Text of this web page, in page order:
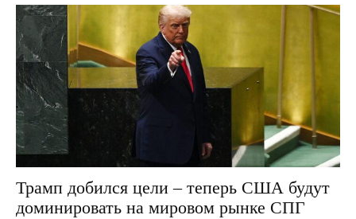
Трамп добился цели – теперь США будут
доминировать на мировом рынке СПГ